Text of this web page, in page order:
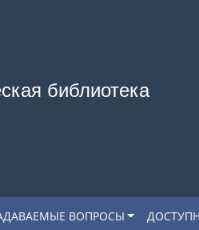
библиотека
ВОПРОСЫ